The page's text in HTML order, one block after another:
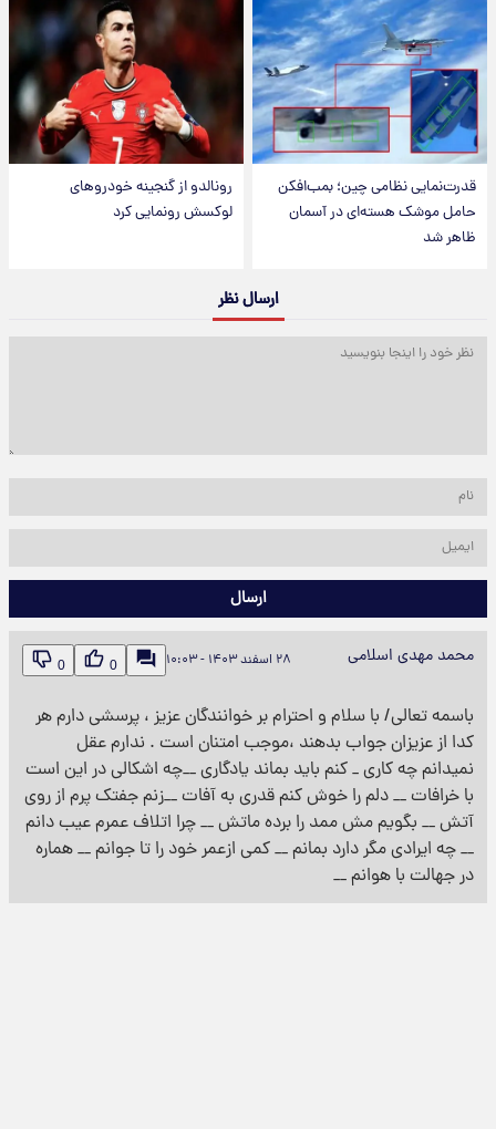
قدرت‌نمایی نظامی چین؛ بمب‌افکن
حامل موشک هسته‌ای در آسمان
ظاهر شد
رونالدو از گنجینه خودروهای
لوکسش رونمایی کرد
ارسال نظر
ارسال
محمد مهدی اسلامی ۲۸ اسفند ۱۴۰۳ - ۱۰:۰۳ 0
0
باسمه تعالی/ با سلام و احترام بر خوانندگان عزیز ، پرسشی دارم هر
کدا از عزیزان جواب بدهند ،موجب امتنان است . ندارم عقل
نمیدانم چه کاری _ کنم باید بماند یادگاری __چه اشکالی در این است
با خرافات __ دلم را خوش کنم قدری به آفات __زنم جفتک پرم از روی
آتش __ بگویم مش ممد را برده ماتش __ چرا اتلاف عمرم عیب دانم
__ چه ایرادی مگر دارد بمانم __ کمی ازعمر خود را تا جوانم __ هماره
در جهالت با هوانم __